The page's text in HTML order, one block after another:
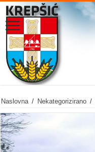
Naslovna / Nekategorizirano /